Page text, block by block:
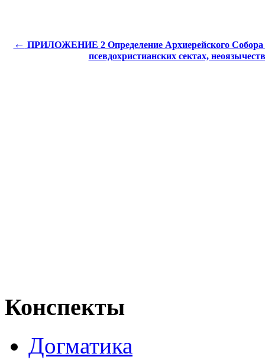
← ПРИЛОЖЕНИЕ 2 Определение Архиерейского Собора
псевдохристианских сектах,
Конспекты
Догматика